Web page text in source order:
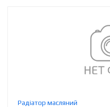
Радіатор масляний